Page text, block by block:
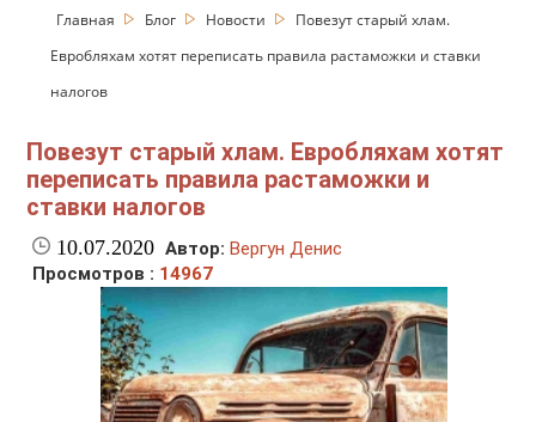
Главная Блог Новости
Повезут старый хлам.
Евробляхам хотят переписать правила растаможки и ставки
налогов
Повезут старый хлам. Евробляхам хотят
переписать правила растаможки и
ставки налогов
10.07.2020 Автор: Вергун Денис
Просмотров : 14967